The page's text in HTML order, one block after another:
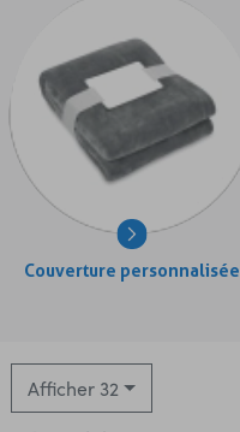
Couverture personnalisée
Afficher 32